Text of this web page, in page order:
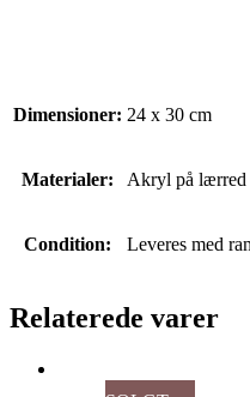
Dimensioner: 24 x 30 cm
Materialer: Akryl på lærred
Condition: Leveres med
Relaterede varer